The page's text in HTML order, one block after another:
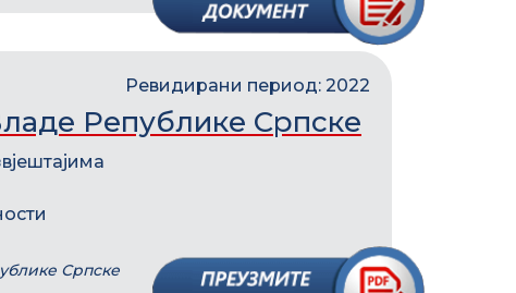
Ревидирани период: 2022
Републике Српске
Српске